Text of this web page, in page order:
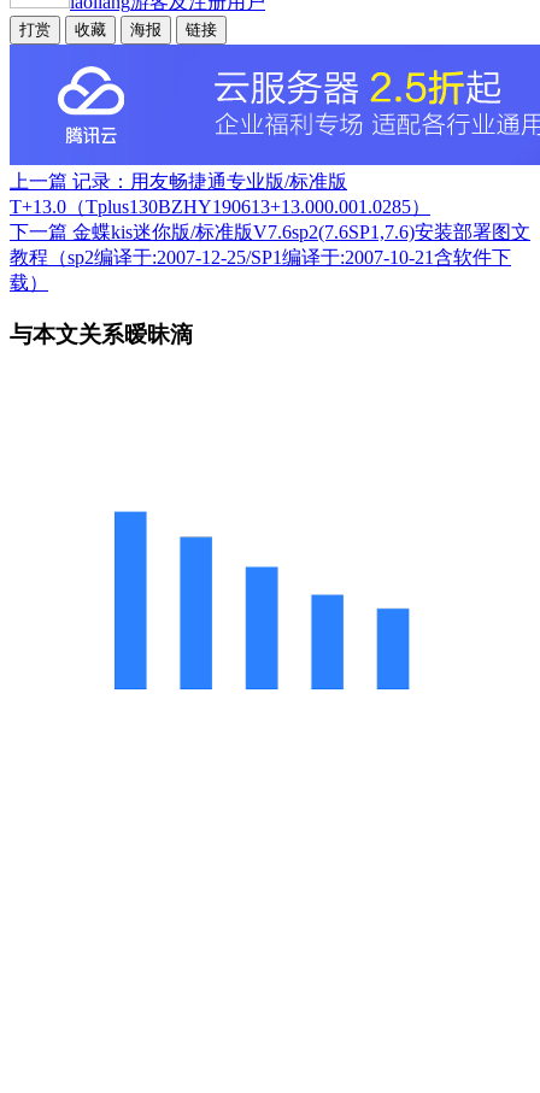
打赏 收藏 海报 链接
上一篇 记录：用友畅捷通专业版/标准版
T+13.0（Tplus130BZHY190613+13.000.001.0285）
下一篇 金蝶kis迷你版/标准版V7.6sp2(7.6SP1,7.6)安装部署图文
教程（sp2编译于:2007-12-25/SP1编译于:2007-10-21含软件下
载）
与本文关系暧昧滴